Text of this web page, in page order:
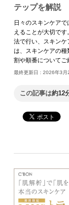
テップを解説
日々のスキンケア
えることが大切で
法で行い、スキンケ
は、スキンケアの
割や順番についてご
最終更新日 : 2026年3月
この記事は約12